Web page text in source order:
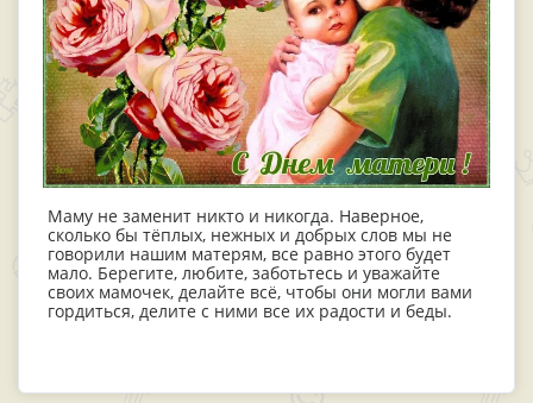
Маму не заменит никто и никогда. Наверное,
сколько бы тёплых, нежных и добрых слов мы не
говорили нашим матерям, все равно этого будет
мало. Берегите, любите, заботьтесь и уважайте
своих мамочек, делайте всё, чтобы они могли вами
гордиться, делите с ними все их радости и беды.